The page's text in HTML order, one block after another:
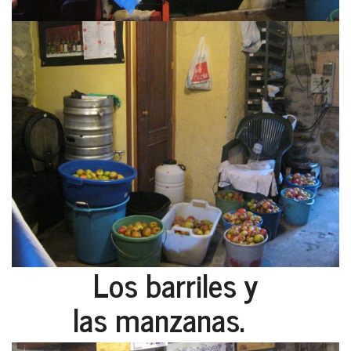
Los barriles y
las manzanas.